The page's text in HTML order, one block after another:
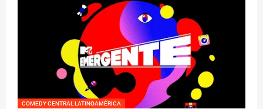
COMEDY CENTRAL LATINOAMÉRICA